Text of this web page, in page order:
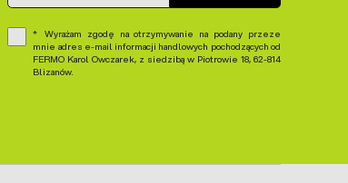
Wyrażam zgodę na otrzymywanie na podany przeze
mnie adres e-mail informacji handlowych pochodzących od
FERMO Karol Owczarek, z siedzibą w Piotrowie 18, 62-814
Blizanów.